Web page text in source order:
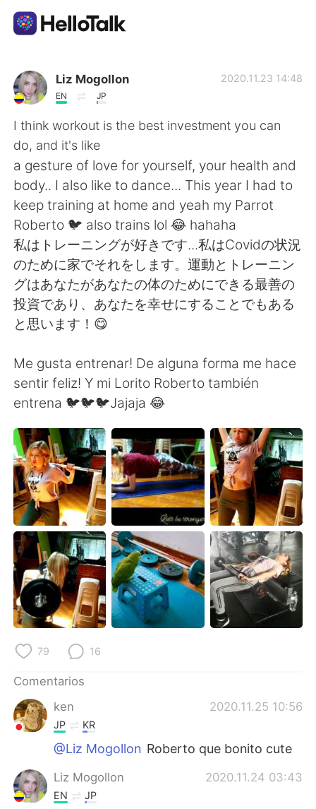
Aplicación de intercambio de idiomas
AI Grammar Checker
Español
English 简体中文
繁體中文 العربية
Français Deutsch
日本語
Русский ไทย
Indonesia Italiano
Türkçe Tiếng Việt
Português
Liz Mogollon
EN JP
2020.11.23 14:48
I think workout is the best investment you can
do, and it's like
a gesture of love for yourself, your health and
body.. I also like to dance... This year I had to
keep training at home and yeah my Parrot
Roberto 🐦 also trains lol 😂 hahaha
私はトレーニングが好きです...私はCovidの状況
のた​​めに家でそれをします。運動とトレーニン
グはあなたがあなたの体のためにできる最善の
投資であり、あなたを幸せにすることでもある
と思います！😋
Me gusta entrenar! De alguna forma me hace
sentir feliz! Y mi Lorito Roberto también
entrena 🐦🐦🐦Jajaja 😂
79 16
Comentarios
ken
2020.11.25 10:56
JP KR
@Liz Mogollon Roberto que bonito cute
Liz Mogollon 2020.11.24 03:43
EN JP